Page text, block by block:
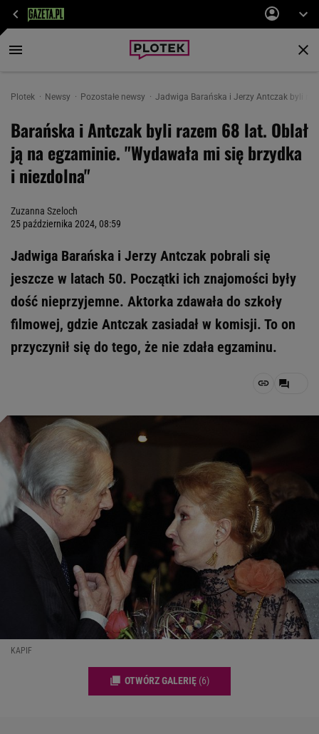
Plotek Newsy Pozostałe newsy Jadwiga Barańska i Jerzy Antczak byli
Barańska i Antczak byli razem 68 lat. Oblał
ją na egzaminie. "Wydawała mi się brzydka
i niezdolna"
Zuzanna Szeloch
25 października 2024, 08:59
Jadwiga Barańska i Jerzy Antczak pobrali się
jeszcze w latach 50. Początki ich znajomości były
dość nieprzyjemne. Aktorka zdawała do szkoły
filmowej, gdzie Antczak zasiadał w komisji. To on
przyczynił się do tego, że nie zdała egzaminu.
KAPIF
OTWÓRZ GALERIĘ (6)